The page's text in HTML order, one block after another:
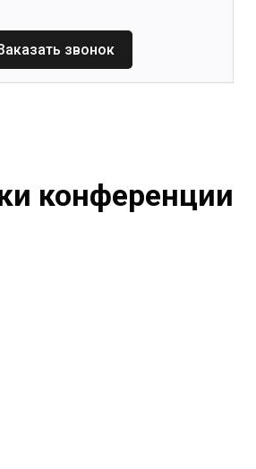
звонок
конференции